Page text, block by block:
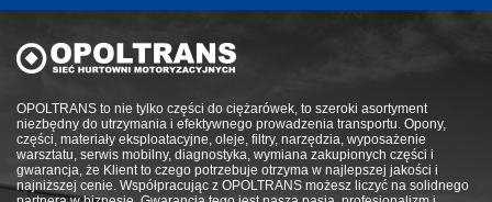
OPOLTRANS to nie tylko części do ciężarówek, to szeroki asortyment
niezbędny do utrzymania i efektywnego prowadzenia transportu. Opony,
części, materiały eksploatacyjne, oleje, filtry, narzędzia, wyposażenie
warsztatu, serwis mobilny, diagnostyka, wymiana zakupionych części i
gwarancja, że Klient to czego potrzebuje otrzyma w najlepszej jakości i
najniższej cenie. Współpracując z OPOLTRANS możesz liczyć na solidnego